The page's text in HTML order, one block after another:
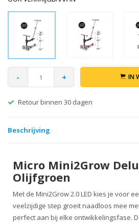
- + IN
Retour binnen 30 dagen
Beschrijving
Micro Mini2Grow
Olijfgroen
Met de Mini2Grow 2.0 LED kies je voor
veelzijdige step groeit naadloos mee
perfect aan bij elke ontwikkelingsfase.